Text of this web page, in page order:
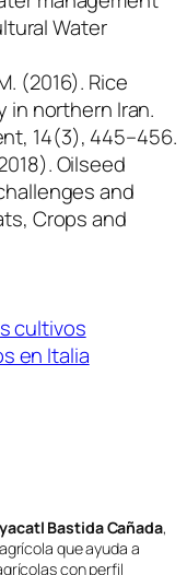
Water
(2016). Rice
in northern Iran.
14(3), 445–456.
Oilseed
and
Crops and
cultivos
en Italia
Bastida Cañada,
que ayuda a
con perfil